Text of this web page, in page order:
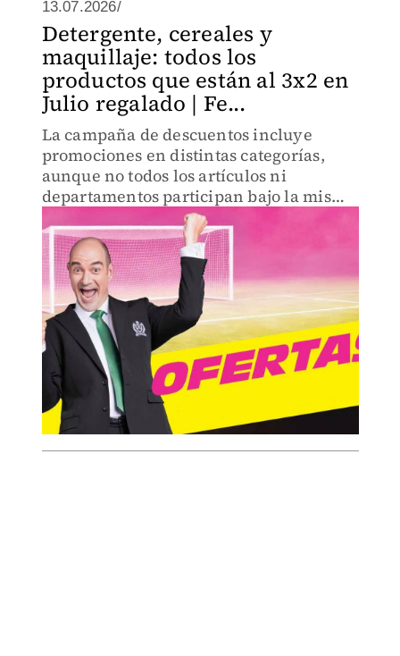
13.07.2026/
Detergente, cereales y
maquillaje: todos los
productos que están al 3x2 en
Julio regalado | Fe...
La campaña de descuentos incluye
promociones en distintas categorías,
aunque no todos los artículos ni
departamentos participan bajo la misma